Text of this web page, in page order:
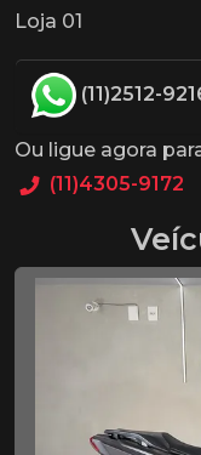
Loja 01
(11)2512-
Ou ligue agora
(11)4305-9172